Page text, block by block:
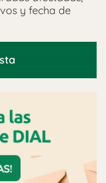
y fecha de